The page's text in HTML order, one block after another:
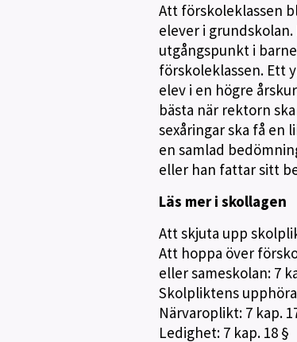
Att förskoleklassen
elever i
utgångspunkt i
förskoleklassen. Ett
elev i en högre
bästa när rektorn
sexåringar ska få en
en samlad
eller han fattar sitt
Läs mer i skollagen
Att skjuta upp
Att hoppa över
eller sameskolan: 7
Skolpliktens
Närvaroplikt: 7 kap.
Ledighet: 7 kap. 18 §